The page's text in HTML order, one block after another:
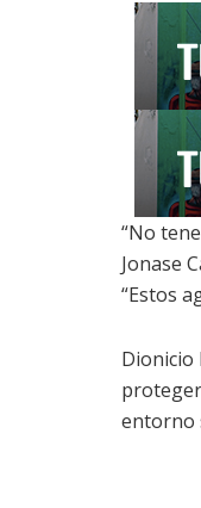
“No
Jonase
“Estos
Dionicio
entorno